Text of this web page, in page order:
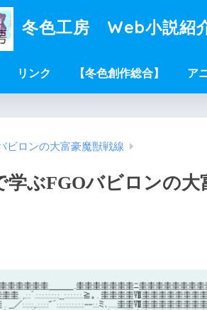
冬色工房 Web小説紹
リンク 【冬色創作総合】 ア
ビロンの大富豪魔獣戦線
学ぶFGOバビロンの大